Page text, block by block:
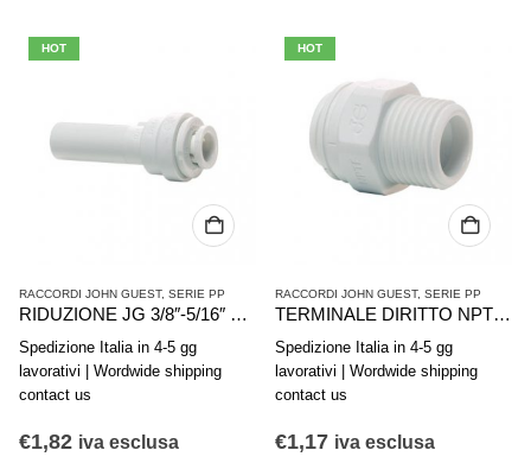
HOT
RACCORDI JOHN GUEST, SERIE PP
RIDUZIONE JG 3/8″-5/16″ PP061210W
Spedizione Italia in 4-5 gg
lavorativi | Wordwide shipping
contact us
€1,82 iva esclusa
HOT
RACCORDI JOHN GUEST, SERIE PP
TERMINALE DIRITTO NPTF JG 1/4- 1/8 PP010821W
Spedizione Italia in 4-5 gg
lavorativi | Wordwide shipping
contact us
€1,17 iva esclusa